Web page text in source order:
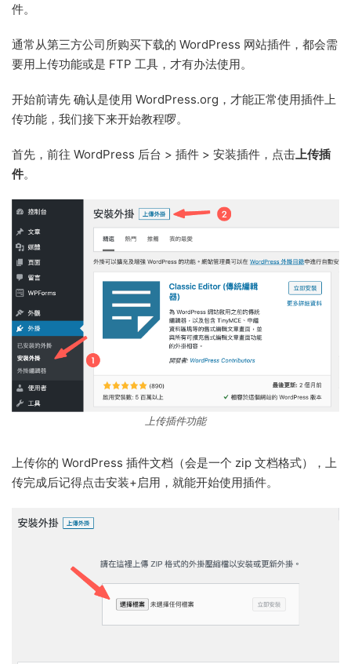
件。
通常从第三方公司所购买下载的 WordPress 网站插件，都会需
要用上传功能或是 FTP 工具，才有办法使用。
开始前请先 确认是使用 WordPress.org，才能正常使用插件上
传功能，我们接下来开始教程啰。
首先，前往 WordPress 后台 > 插件 > 安装插件，点击 上传插
件。
上传插件功能
上传你的 WordPress 插件文档（会是一个 zip 文档格式），上
传完成后记得点击安装+启用，就能开始使用插件。